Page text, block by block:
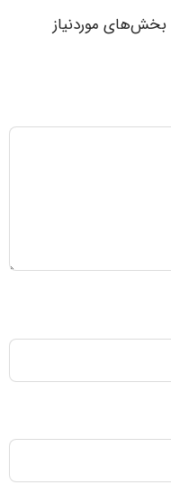
بخش‌های موردنیاز